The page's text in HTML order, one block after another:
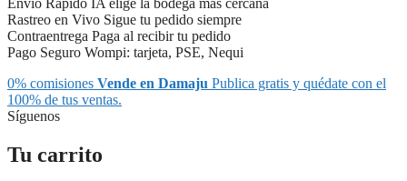
Rastreo en Vivo Sigue tu pedido siempre
Contraentrega Paga al recibir tu pedido
Pago Seguro Wompi: tarjeta, PSE, Nequi
0% comisiones Vende en Damaju Publica gratis y quédate con el
100% de tus ventas.
Síguenos
Tu carrito